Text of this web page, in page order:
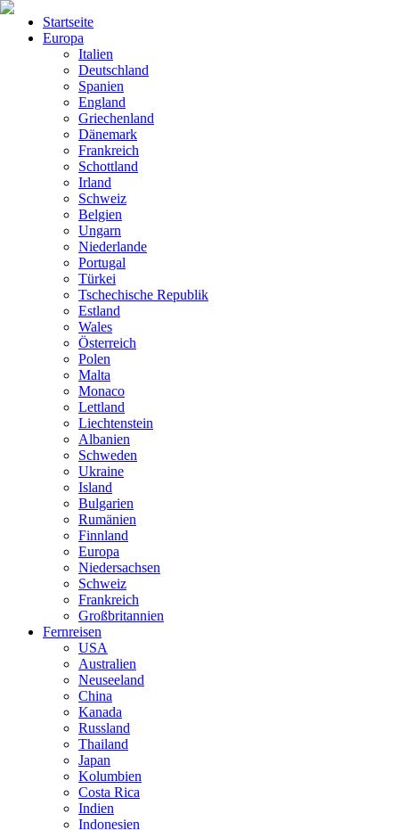
Startseite
Europa
Italien
Deutschland
Spanien
England
Griechenland
Dänemark
Frankreich
Schottland
Irland
Schweiz
Belgien
Ungarn
Niederlande
Portugal
Türkei
Tschechische Republik
Estland
Wales
Österreich
Polen
Malta
Monaco
Lettland
Liechtenstein
Albanien
Schweden
Ukraine
Island
Bulgarien
Rumänien
Finnland
Europa
Niedersachsen
Schweiz
Frankreich
Großbritannien
Fernreisen
USA
Australien
Neuseeland
China
Kanada
Russland
Thailand
Japan
Kolumbien
Costa Rica
Indien
Indonesien